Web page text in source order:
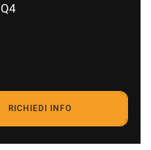
RICHIEDI INFO